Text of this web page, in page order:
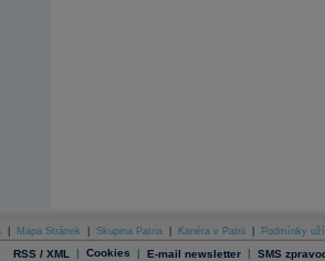
Mapa Stránek Skupina Patria Kariéra v Patrii Podmínky
RSS / XML | Cookies | E-mail newsletter | SMS